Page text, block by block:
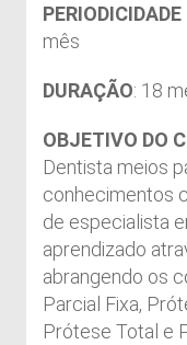
mês
DURAÇÃO: 18
OBJETIVO DO
Dentista meios
conhecimentos
de especialista
aprendizado
abrangendo os
Parcial Fixa,
Prótese Total e